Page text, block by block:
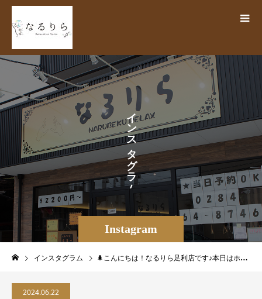
Instagram
イ
ン
ス
タ
グ
ラ
ム
インスタグラム 🌲こんにちは！なるりら足利店です♪本日はホットペッパー引用で口コミ投稿を2件ご紹介です＊＊＊＊＊＊＊＊＊＊＊＊＊＊＊＊＊＊50代女性︎担当:いとう︎ご利用クーポン 【平日10時〜15時限定】ボディ60分50代女性︎担当:はなやま︎ご利用クーポン 【定番☆オススメ】ボディ90分＊＊＊＊＊＊＊＊＊＊＊＊＊＊＊＊＊＊お忙しい中口コミ投稿して頂きありがとうございます❣️なるりらではお得なクーポンを多数発行しておりますがその月にしか発行しない『期間限定クーポン』も…お見逃しのないようチェックしてみて下さい♪スタッフ一同皆様のご来店を心よりお待ちしております〜〜〜〜〜出勤情報＆空き情報〜〜〜〜〜〜6/22(土)さわだ・ふかわ・はなやま・かなやゆうき・さかもと・ますだ（出勤順）ご案内 全時間受付中 👥 ペア・複数名歓迎◎6/23(日)ふかわ・さわだ・はなやま・すずきさかもと・ゆうき・かわしま・ますだ（出勤順）ご案内全時間受付中 👥ペア・複数名歓迎◎＝＝＝＝＝＝＝＝＝＝＝＝＝＝＝＝＝＝＝＝＝＝【リラクゼーションサロン なるりら】栃木県足利市田中町783-2 KSB3🛜https://www.narurira.jp️0284-64-8746️公式LINE検索ID【@270tecfq】#なるりら #narurira #リラク #リラクゼーションサロン #マッサージ #口コミ#夏バテ#リフレッシュ#快眠 #浮腫改善 #肩こり解消 #足ツボ #血流促進 #免疫力向上 #筋膜リリース #揉みほぐし #リンパマッサージ #ヘッドマッサージ #オイルマッサージ #足利 #栃木 #ashikaga #足利市 #栃木県足利市 #足利もみほぐし #足利サロン #自律神経 #肩首 #オプション多数 #当日予約OK – from Instagram
2024.06.22